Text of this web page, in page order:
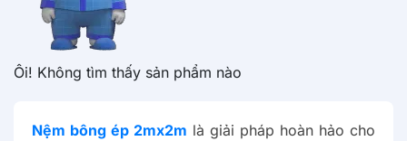
Ôi! Không tìm thấy sản phẩm nào
Nệm bông ép 2mx2m là giải pháp hoàn hảo cho